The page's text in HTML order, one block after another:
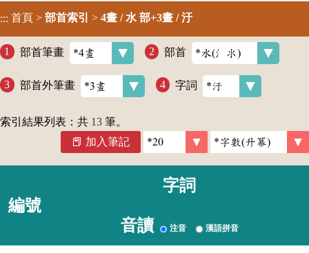
::: 首頁 > 部首索引 > 4畫 / 水 部+3畫 / 汙
部首筆畫 部首
部首外筆畫 字詞
索引結果列表：共 13 筆。
加入筆記
編號
字詞
音讀 注音 漢語拼音